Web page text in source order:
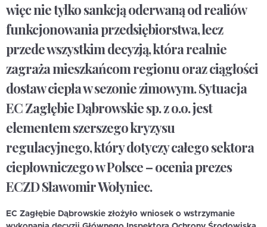
więc nie tylko sankcją oderwaną od realiów
funkcjonowania przedsiębiorstwa, lecz
przede wszystkim decyzją, która realnie
zagraża mieszkańcom regionu oraz ciągłości
dostaw ciepła w sezonie zimowym. Sytuacja
EC Zagłębie Dąbrowskie sp. z o.o. jest
elementem szerszego kryzysu
regulacyjnego, który dotyczy całego sektora
ciepłowniczego w Polsce – ocenia prezes
ECZD Sławomir Wołyniec.
EC Zagłębie Dąbrowskie złożyło wniosek o wstrzymanie